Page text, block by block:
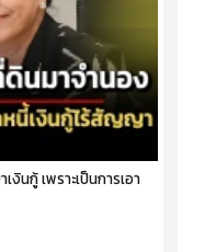
นกู้ เพราะเป็นการเอา